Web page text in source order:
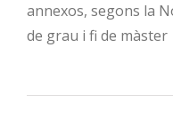
annexos, segons la
de grau i fi de màster